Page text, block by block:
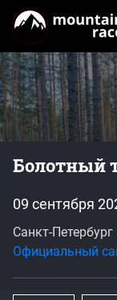
Болотный
09 сентября
Санкт-
Официальный